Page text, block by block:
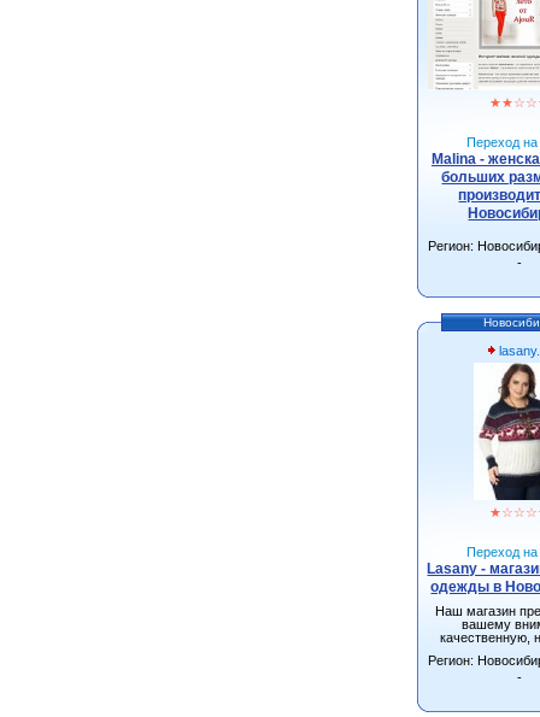
★★☆☆
Переход на
Malina -
больших
Регион:
-
★☆☆☆
Переход на
Lasany -
одежды в
Наш магазин
вашему
качественную,
Регион:
-